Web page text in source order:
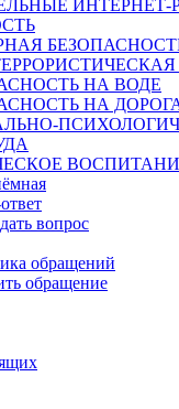
ИНТЕРНЕТ-
НА ВОДЕ
НА
вопрос
обращений
обращение